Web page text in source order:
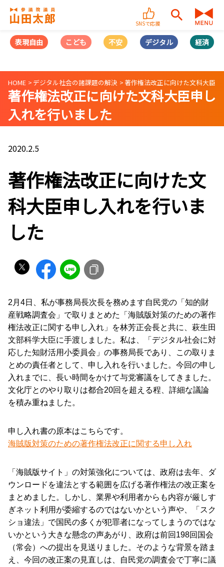
SNSで応援
表現自由 こども 不安 デジタル 経済
HOME デジタル社会の諸課題の解決 著作権法改正に向けた文科大臣
著作権法改正に向けた文科大臣申し
入れを行いました
2020.2.5
著作権法改正に向けた文
科大臣申し入れを行いま
した
2月4日、私が事務局長次長を務めます自民党の「知的財
産戦略調査会」で取りまとめた「海賊版対策のための著作
権法改正に関する申し入れ」を林芳正会長と共に、萩生田
文部科学大臣に手渡しました。私は、「デジタル社会に対
応した知財活用小委員会」の事務局長であり、この取りま
とめの責任者として、申し入れを行いました。 今回の申し
入れまでに、長い時間をかけて与党審議をしてきました。
文化庁とのやり取りは都合20回を超える程、詳細な議論
を積み重ねました。
申し入れ書の原本はこちらです。
海賊版対策のための著作権法改正に関する申し入れ
「海賊版サイト」の対策強化については、政府は去年、ダ
ウンロードを違法とする範囲を広げる著作権法の改正案を
まとめました。しかし、業界や利用者からも内容が厳しす
ぎネット利用が委縮するのではないかという声や、「スク
ショ違法」で国民の多くが犯罪者になってしまうのではな
いかという大きな懸念の声あがり、政府は前回198回国会
（常会）への提出を見送りました。そのような背景を踏ま
え、今回の改正案の見直しは、自民党の調査会で丁寧に議